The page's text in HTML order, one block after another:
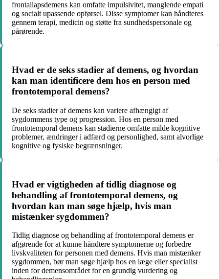
frontallapsdemens kan omfatte impulsivitet, manglende empati
og socialt upassende opførsel. Disse symptomer kan håndteres
gennem terapi, medicin og støtte fra sundhedspersonale og
pårørende.
Hvad er de seks stadier af demens, og hvordan
kan man identificere dem hos en person med
frontotemporal demens?
De seks stadier af demens kan variere afhængigt af
sygdommens type og progression. Hos en person med
frontotemporal demens kan stadierne omfatte milde kognitive
problemer, ændringer i adfærd og personlighed, samt alvorlige
kognitive og fysiske begrænsninger.
Hvad er vigtigheden af tidlig diagnose og
behandling af frontotemporal demens, og
hvordan kan man søge hjælp, hvis man
mistænker sygdommen?
Tidlig diagnose og behandling af frontotemporal demens er
afgørende for at kunne håndtere symptomerne og forbedre
livskvaliteten for personen med demens. Hvis man mistænker
sygdommen, bør man søge hjælp hos en læge eller specialist
inden for demensområdet for en grundig vurdering og